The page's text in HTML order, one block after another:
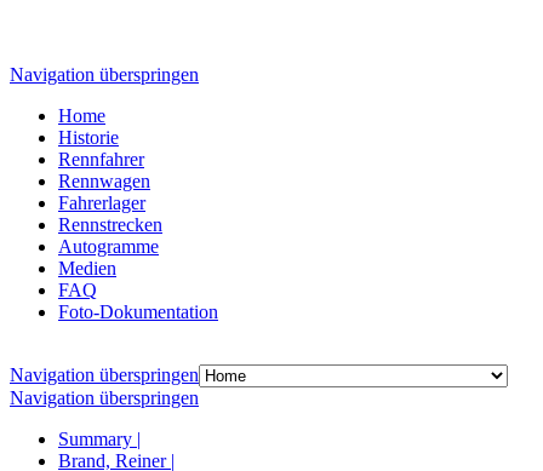
Navigation überspringen
Home
Historie
Rennfahrer
Rennwagen
Fahrerlager
Rennstrecken
Autogramme
Medien
FAQ
Foto-Dokumentation
Navigation überspringen
Navigation überspringen
Summary |
Brand, Reiner |